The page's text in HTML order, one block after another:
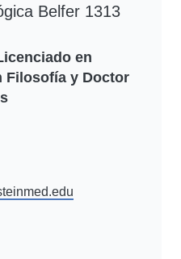
Belfer 1313
en
Filosofía y Doctor